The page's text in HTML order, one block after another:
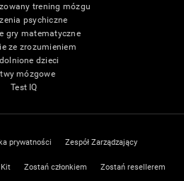
trening mózgu
psychiczne
gry matematyczne
ze zrozumieniem
dzieci
mózgowe
Test IQ
prywatności Zespół Zarządzający
Zostań członkiem Zostań resellerem